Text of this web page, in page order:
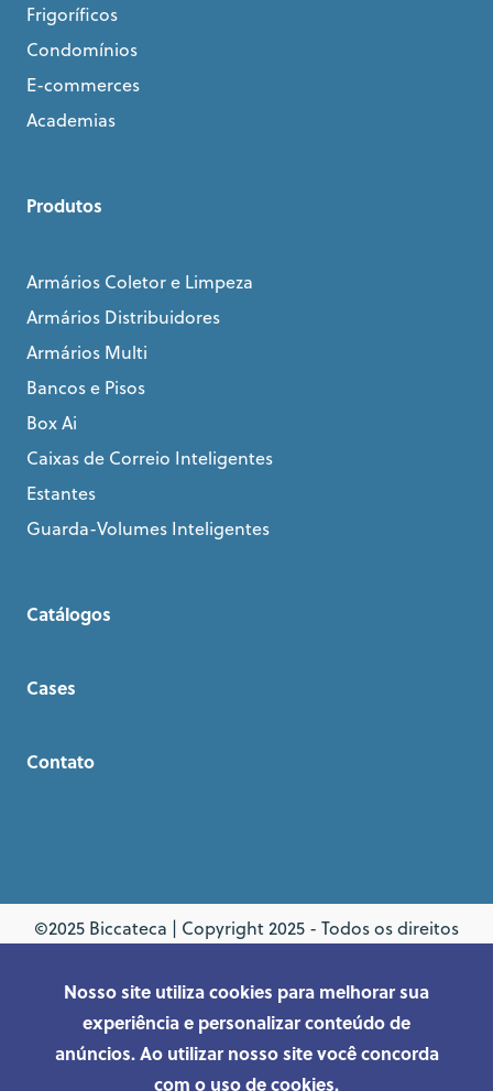
Frigoríficos
Condomínios
E-commerces
Academias
Produtos
Armários Coletor e Limpeza
Armários Distribuidores
Armários Multi
Bancos e Pisos
Box Ai
Caixas de Correio Inteligentes
Estantes
Guarda-Volumes Inteligentes
Catálogos
Cases
Contato
©2025 Biccateca | Copyright 2025 - Todos os direitos
Desenvolvido porTNB.studio
Nosso site utiliza cookies para melhorar sua
experiência e personalizar conteúdo de
anúncios. Ao utilizar nosso site você concorda
com o uso de cookies.